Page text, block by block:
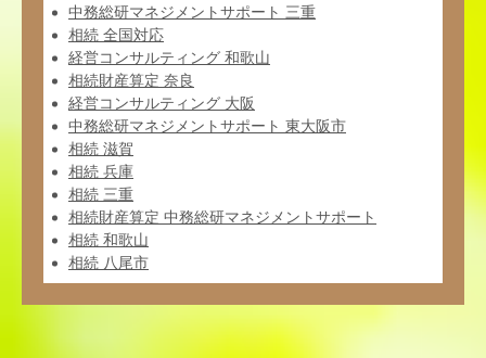
中務総研マネジメントサポート 三重
相続 全国対応
経営コンサルティング 和歌山
相続財産算定 奈良
経営コンサルティング 大阪
中務総研マネジメントサポート 東大阪市
相続 滋賀
相続 兵庫
相続 三重
相続財産算定 中務総研マネジメントサポート
相続 和歌山
相続 八尾市